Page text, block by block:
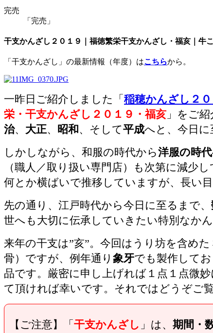
完売
「完売」
干支かんざし２０１９｜福徳繁栄干支かんざし・福亥｜牛
「干支かんざし」の最新情報（年度）はこちらから。
一昨日ご紹介しました「 稲穂かんざし２０
栄・干支かんざし２０１９・福亥 」をご
治、 大正、 昭和 、そして平成へと、今日
しかしながら、和服の時代から洋服の時代
（職人／取り扱い専門店）も次第に減少
何とか横ばいで推移していますが、長い
先の通り、江戸時代から今日に至るまで、
世へも大切に伝承していきたい特別なかん
来年の干支は”亥”。今回はうり坊を含め
骨）ですが、例年通り 象牙でも製作して
品です。厳密に申し上げれば１点１点微
て頂ければ幸いです。それではどうぞご覧
【ご注意】「 干支かんざし 」は、 期間・